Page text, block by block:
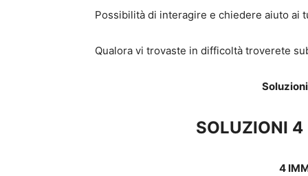
Possibilità di interagire e chiedere aiuto ai
Qualora vi trovaste in difficoltà troverete
SOLUZIONI 4
4